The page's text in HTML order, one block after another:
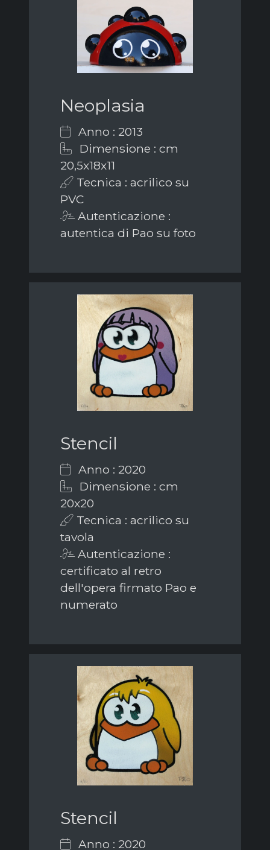
Neoplasia
Anno : 2013
Dimensione : cm
20,5x18x11
Tecnica : acrilico su
PVC
Autenticazione :
autentica di Pao su foto
Stencil
Anno : 2020
Dimensione : cm
20x20
Tecnica : acrilico su
tavola
Autenticazione :
certificato al retro
dell'opera firmato Pao e
numerato
Stencil
Anno : 2020